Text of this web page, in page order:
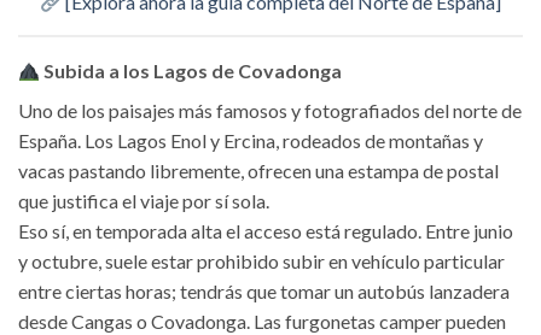
Subida a los Lagos de Covadonga
Uno de los paisajes más famosos y fotografiados del norte de
España. Los Lagos Enol y Ercina, rodeados de montañas y
vacas pastando libremente, ofrecen una estampa de postal
que justifica el viaje por sí sola.
Eso sí, en temporada alta el acceso está regulado. Entre junio
y octubre, suele estar prohibido subir en vehículo particular
entre ciertas horas; tendrás que tomar un autobús lanzadera
desde Cangas o Covadonga. Las furgonetas camper pueden